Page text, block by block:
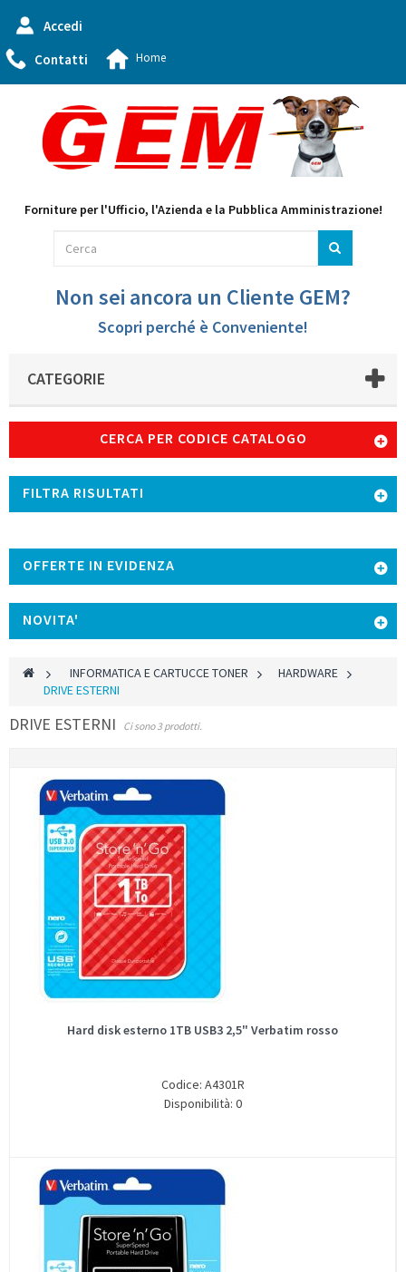
Accedi
Contatti
Home
Forniture per l'Ufficio, l'Azienda e la Pubblica Amministrazione!
Non sei ancora un Cliente GEM?
Scopri perché è Conveniente!
CATEGORIE
CERCA PER CODICE CATALOGO
FILTRA RISULTATI
OFFERTE IN EVIDENZA
NOVITA'
> INFORMATICA E CARTUCCE TONER >
HARDWARE
DRIVE ESTERNI
DRIVE ESTERNI Ci sono 3 prodotti.
Hard disk esterno 1TB USB3 2,5" Verbatim rosso
Codice: A4301R
Disponibilità: 0